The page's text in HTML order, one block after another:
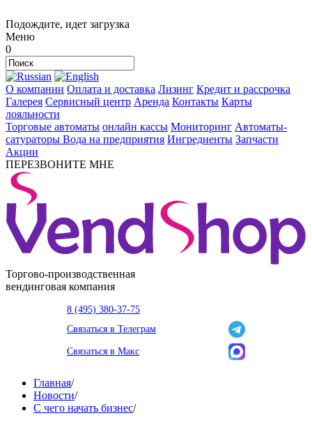
Подождите, идет загрузка
Меню
0
О компании Оплата и доставка Лизинг Кредит и рассрочка
Галерея Сервисный центр Аренда Контакты Карты
лояльности
Торговые автоматы онлайн кассы Мониторинг Автоматы-
сатураторы Вода на предприятия Ингредиенты Запчасти
Акции
ПЕРЕЗВОНИТЕ МНЕ
Торгово-производственная
вендинговая компания
8 (495) 380-37-75
Связаться в Телеграм
Связаться в Макс
Главная/
Новости/
С чего начать бизнес/